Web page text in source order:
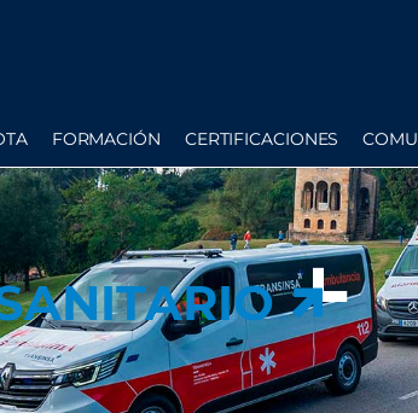
FORMACIÓN CERTIFICACIONES